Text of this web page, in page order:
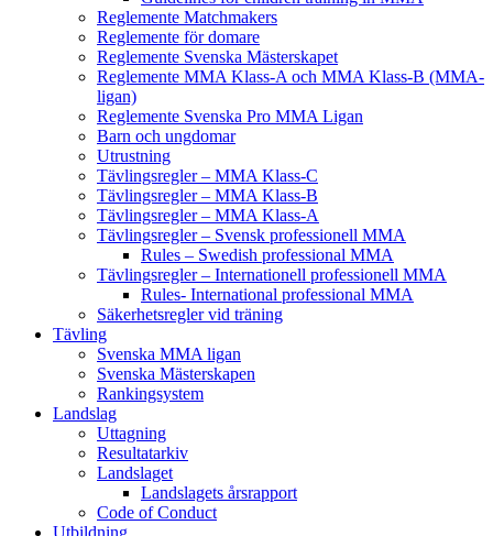
Reglemente Matchmakers
Reglemente för domare
Reglemente Svenska Mästerskapet
Reglemente MMA Klass-A och MMA Klass-B (MMA-
ligan)
Reglemente Svenska Pro MMA Ligan
Barn och ungdomar
Utrustning
Tävlingsregler – MMA Klass-C
Tävlingsregler – MMA Klass-B
Tävlingsregler – MMA Klass-A
Tävlingsregler – Svensk professionell MMA
Rules – Swedish professional MMA
Tävlingsregler – Internationell professionell MMA
Rules- International professional MMA
Säkerhetsregler vid träning
Tävling
Svenska MMA ligan
Svenska Mästerskapen
Rankingsystem
Landslag
Uttagning
Resultatarkiv
Landslaget
Landslagets årsrapport
Code of Conduct